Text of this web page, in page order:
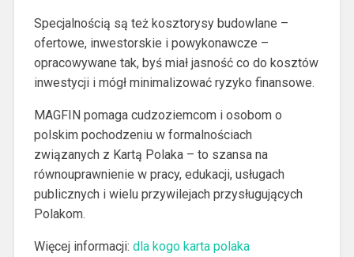
Specjalnością są też kosztorysy budowlane –
ofertowe, inwestorskie i powykonawcze –
opracowywane tak, byś miał jasność co do kosztów
inwestycji i mógł minimalizować ryzyko finansowe.
MAGFIN pomaga cudzoziemcom i osobom o
polskim pochodzeniu w formalnościach
związanych z Kartą Polaka – to szansa na
równouprawnienie w pracy, edukacji, usługach
publicznych i wielu przywilejach przysługujących
Polakom.
Więcej informacji: dla kogo karta polaka